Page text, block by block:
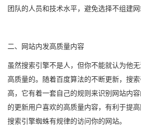
团队的人员和技术水平，避免选择不组建网
二、网站内发高质量内容
虽然搜索引擎不是人，但你不能就认为他
高质量的。随着百度算法的不断更新，搜
高，它有着一套自己的规则来识别网站内
的更新用户喜欢的高质量内容，有利于提
搜索引擎蜘蛛有规律的访问你的网站。